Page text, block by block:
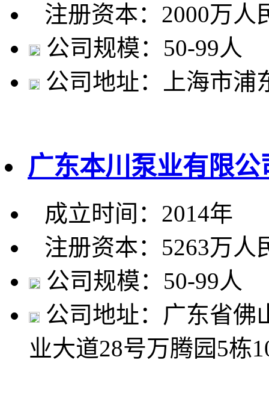
注册资本：2000万人
公司规模：50-99人
公司地址：上海市浦
广东本川泵业有限公
成立时间：2014年
注册资本：5263万人
公司规模：50-99人
公司地址：广东省佛
业大道28号万腾园5栋